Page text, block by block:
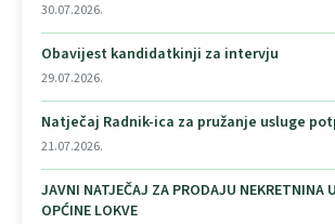
30.07.2026.
Obavijest kandidatkinji za intervju
29.07.2026.
Natječaj Radnik-ica za pružanje usluge
21.07.2026.
JAVNI NATJEČAJ ZA PRODAJU NEKRETNINA
OPĆINE LOKVE